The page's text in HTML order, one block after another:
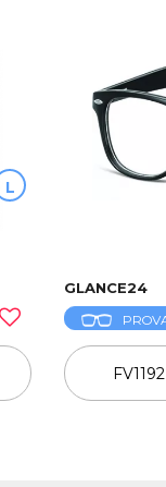
L
GLANCE24